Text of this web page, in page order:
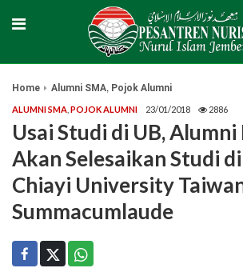
Home Alumni SMA, Pojok Alumni
ALUMNI SMA POJOK ALUMNI 23/01/2018 2886
Usai Studi di UB,
Akan Selesaikan Studi
Chiayi University
Summacumlaude